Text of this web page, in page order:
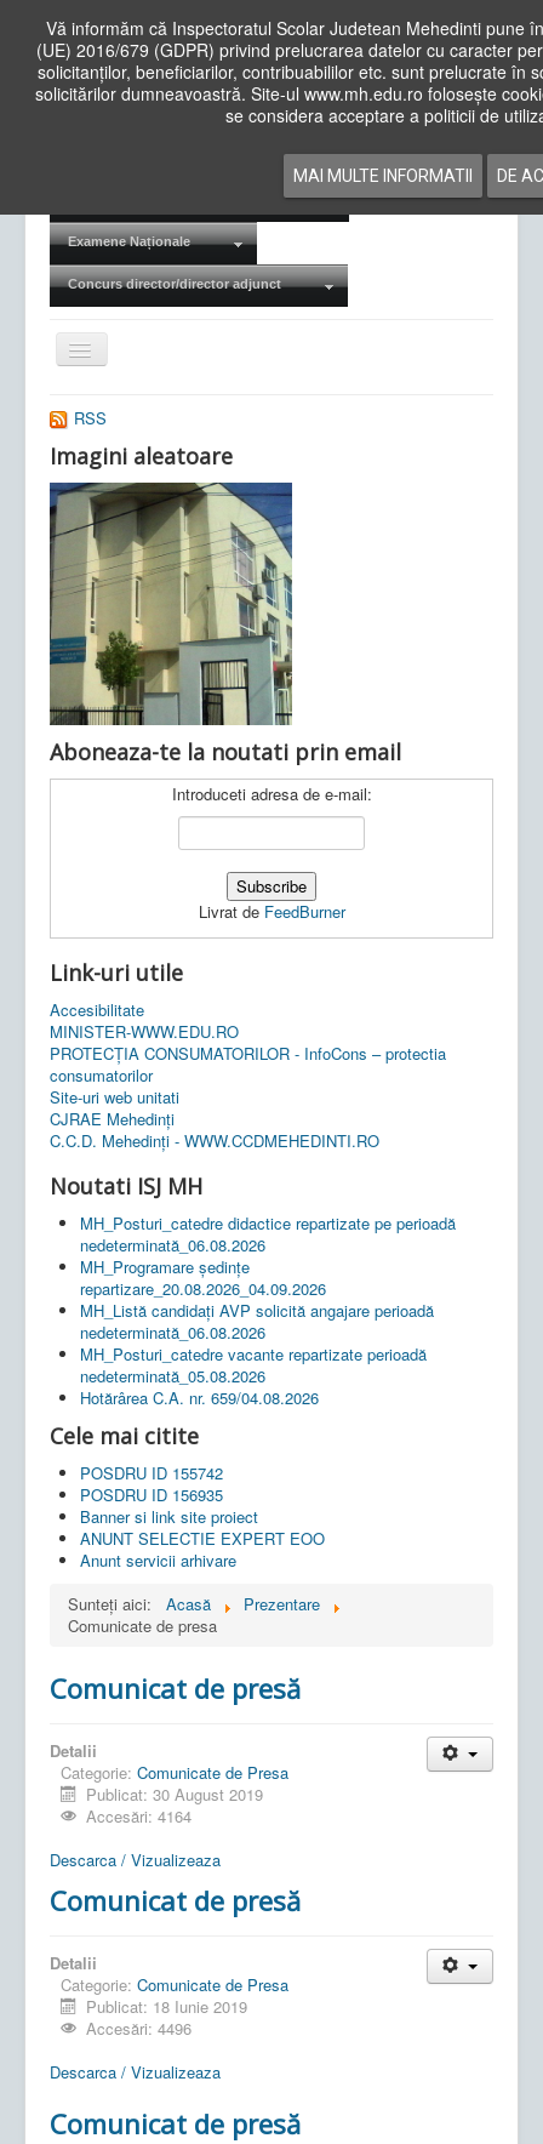
Vă informăm că Inspectoratul Scolar Judetean Mehedinti pune
(UE) 2016/679 (GDPR) privind prelucrarea datelor cu caracter
solicitanților, beneficiarilor, contribuabililor etc. sunt prelucrate în
solicitărilor dumneavoastră. Site-ul www.mh.edu.ro folosește
se considera acceptare a politicii de
MAI MULTE INFORMATII DE
Cadre Didactice
Proiecte
Examene Naționale
Concurs director/director adjunct
Comută
navigarea
Ultimele articole: Vi, 04.11.2022 -
Județean Mehedinți
RSS
Imagini aleatoare
Aboneaza-te la noutati prin email
Introduceti adresa de e-mail:
Livrat de FeedBurner
Link-uri utile
Accesibilitate
MINISTER-WWW.EDU.RO
PROTECȚIA CONSUMATORILOR - InfoCons – protectia
consumatorilor
Site-uri web unitati
CJRAE Mehedinți
C.C.D. Mehedinţi - WWW.CCDMEHEDINTI.RO
Noutati ISJ MH
MH_Posturi_catedre didactice repartizate pe perioadă
nedeterminată_06.08.2026
MH_Programare ședințe
repartizare_20.08.2026_04.09.2026
MH_Listă candidați AVP solicită angajare perioadă
nedeterminată_06.08.2026
MH_Posturi_catedre vacante repartizate perioadă
nedeterminată_05.08.2026
Hotărârea C.A. nr. 659/04.08.2026
Cele mai citite
POSDRU ID 155742
POSDRU ID 156935
Banner si link site proiect
ANUNT SELECTIE EXPERT EOO
Anunt servicii arhivare
Sunteți aici:
Acasă
Prezentare
Comunicate de presa
Comunicat de presă
Detalii
Categorie: Comunicate de Presa
Publicat: 30 August 2019
Accesări: 4164
Descarca / Vizualizeaza
Comunicat de presă
Detalii
Categorie: Comunicate de Presa
Publicat: 18 Iunie 2019
Accesări: 4496
Descarca / Vizualizeaza
Comunicat de presă